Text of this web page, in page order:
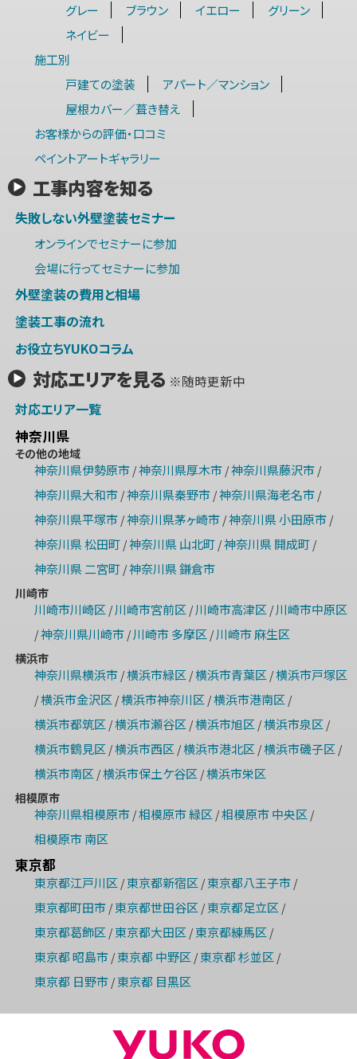
グレー
ブラウン イエロー
グリーン
ネイビー
施工別
戸建ての塗装
アパート／マンション
屋根カバー／葺き替え
お客様からの評価・口コミ
ペイントアートギャラリー
工事内容を知る
失敗しない外壁塗装セミナー
オンラインでセミナーに参加
会場に行ってセミナーに参加
外壁塗装の費用と相場
塗装工事の流れ
お役立ちYUKOコラム
対応エリアを見る ※随時更新中
対応エリア一覧
神奈川県
その他の地域
神奈川県伊勢原市/神奈川県厚木市/神奈川県藤沢市/
神奈川県大和市/神奈川県秦野市/神奈川県海老名市/
神奈川県平塚市/神奈川県茅ヶ崎市/神奈川県 小田原市/
神奈川県 松田町/神奈川県 山北町/神奈川県 開成町/
神奈川県 二宮町/神奈川県 鎌倉市
川崎市
川崎市川崎区 / 川崎市宮前区 / 川崎市高津区 / 川崎市中原区
/神奈川県川崎市/ 川崎市 多摩区 / 川崎市 麻生区
横浜市
神奈川県横浜市/横浜市緑区 /横浜市青葉区 /横浜市戸塚区
/横浜市金沢区 /横浜市神奈川区 /横浜市港南区 /
横浜市都筑区 /横浜市瀬谷区 /横浜市旭区 /横浜市泉区 /
横浜市鶴見区 /横浜市西区 /横浜市港北区 /横浜市磯子区 /
横浜市南区 /横浜市保土ケ谷区 /横浜市栄区
相模原市
神奈川県相模原市/相模原市 緑区 /相模原市 中央区 /
相模原市 南区
東京都
東京都江戸川区 / 東京都新宿区 / 東京都八王子市/
東京都町田市/ 東京都世田谷区 / 東京都足立区 /
東京都葛飾区 / 東京都大田区 / 東京都練馬区 /
東京都 昭島市/ 東京都 中野区 / 東京都 杉並区 /
東京都 日野市/ 東京都 目黒区